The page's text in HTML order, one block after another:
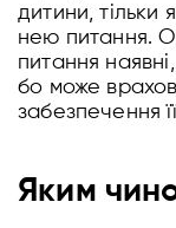
дитини, тільки
нею питання.
питання
бо може
забезпечення
Яким